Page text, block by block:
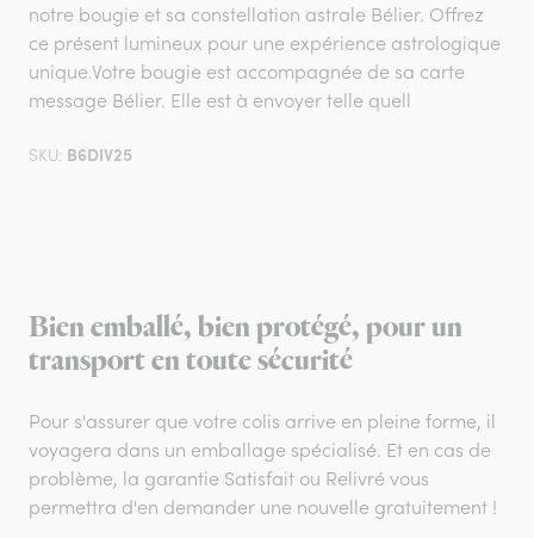
notre bougie et sa constellation astrale Bélier. Offrez
ce présent lumineux pour une expérience astrologique
unique.Votre bougie est accompagnée de sa carte
message Bélier. Elle est à envoyer telle quell
SKU: B6DIV25
Bien emballé, bien protégé, pour un
transport en toute sécurité
Pour s'assurer que votre colis arrive en pleine forme, il
voyagera dans un emballage spécialisé. Et en cas de
problème, la garantie Satisfait ou Relivré vous
permettra d'en demander une nouvelle gratuitement !